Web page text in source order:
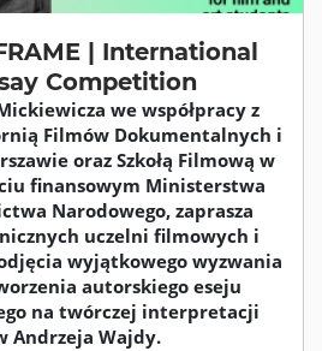
| International
Competition
we współpracy z
Filmów Dokumentalnych i
oraz Szkołą Filmową w
finansowym Ministerstwa
Narodowego, zaprasza
uczelni filmowych i
wyjątkowego wyzwania
autorskiego eseju
na twórczej interpretacji
Andrzeja Wajdy.